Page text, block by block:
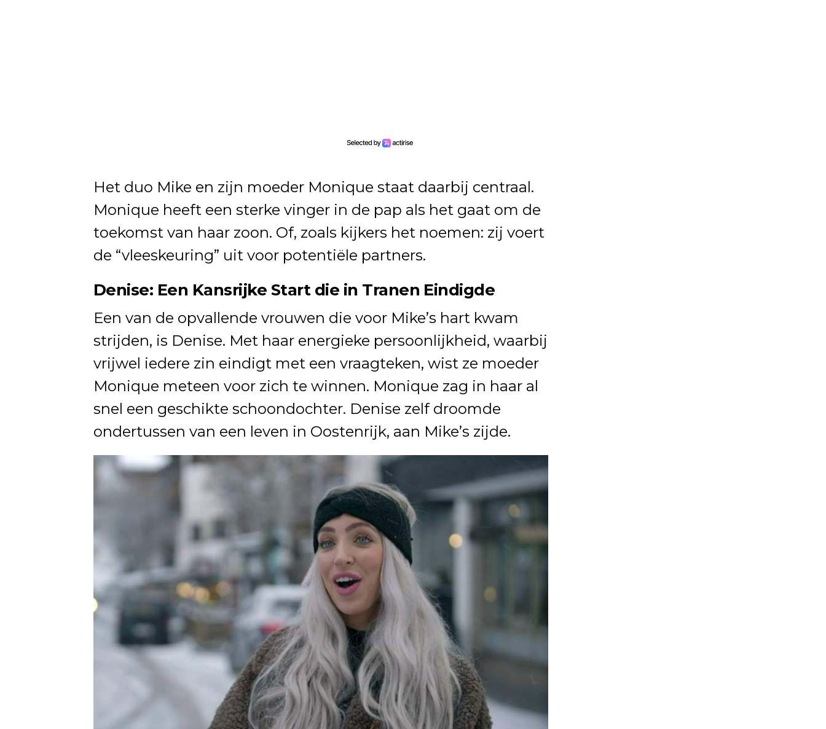
Het duo Mike en zijn moeder Monique staat daarbij centraal.
Monique heeft een sterke vinger in de pap als het gaat om de
toekomst van haar zoon. Of, zoals kijkers het noemen: zij voert
de “vleeskeuring” uit voor potentiële partners.
Denise: Een Kansrijke Start die in Tranen Eindigde
Een van de opvallende vrouwen die voor Mike’s hart kwam
strijden, is Denise. Met haar energieke persoonlijkheid, waarbij
vrijwel iedere zin eindigt met een vraagteken, wist ze moeder
Monique meteen voor zich te winnen. Monique zag in haar al
snel een geschikte schoondochter. Denise zelf droomde
ondertussen van een leven in Oostenrijk, aan Mike’s zijde.